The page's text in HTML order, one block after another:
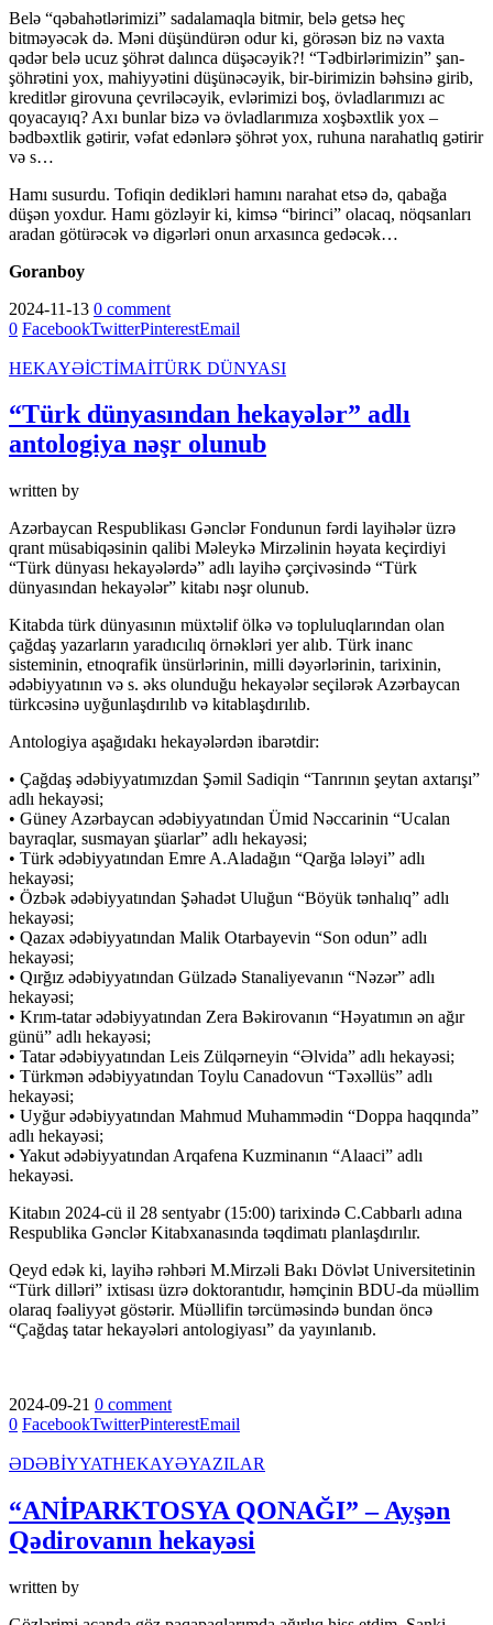
Belə “qəbahətlərimizi” sadalamaqla bitmir, belə getsə heç
bitməyəcək də. Məni düşündürən odur ki, görəsən biz nə vaxta
qədər belə ucuz şöh­rət dalınca düşəcəyik?! “Tədbirlərimizin” şan-
şöh­rətini yox, mahiyyətini düşünəcəyik, bir-birimizin bəhsinə girib,
kreditlər girovuna çevriləcəyik, evlə­rimizi boş, övladlarımızı ac
qoyacayıq? Axı bunlar bizə və övladlarımıza xoşbəxtlik yox –
bədbəxtlik gətirir, vəfat edənlərə şöhrət yox, ruhuna narahatlıq gətirir
və s…
Hamı susurdu. Tofiqin dedikləri hamını na­rahat etsə də, qabağa
düşən yoxdur. Hamı gözləyir ki, kimsə “birinci” olacaq, nöqsanları
aradan gö­tü­rəcək və digərləri onun arxasınca gedəcək…
Goranboy
2024-11-13 0 comment
0 FacebookTwitterPinterestEmail
HEKAYƏİCTİMAİTÜRK DÜNYASI
“Türk dünyasından hekayələr” adlı
antologiya nəşr olunub
written by
Azərbaycan Respublikası Gənclər Fondunun fərdi layihələr üzrə
qrant müsabiqəsinin qalibi Məleykə Mirzəlinin həyata keçirdiyi
“Türk dünyası hekayələrdə” adlı layihə çərçivəsində “Türk
dünyasından hekayələr” kitabı nəşr olunub.
Kitabda türk dünyasının müxtəlif ölkə və topluluqlarından olan
çağdaş yazarların yaradıcılıq örnəkləri yer alıb. Türk inanc
sisteminin, etnoqrafik ünsürlərinin, milli dəyərlərinin, tarixinin,
ədəbiyyatının və s. əks olunduğu hekayələr seçilərək Azərbaycan
türkcəsinə uyğunlaşdırılıb və kitablaşdırılıb.
Antologiya aşağıdakı hekayələrdən ibarətdir:
• Çağdaş ədəbiyyatımızdan Şəmil Sadiqin “Tanrının şeytan axtarışı”
adlı hekayəsi;
• Güney Azərbaycan ədəbiyyatından Ümid Nəccarinin “Ucalan
bayraqlar, susmayan şüarlar” adlı hekayəsi;
• Türk ədəbiyyatından Emre A.Aladağın “Qarğa lələyi” adlı
hekayəsi;
• Özbək ədəbiyyatından Şəhadət Uluğun “Böyük tənhalıq” adlı
hekayəsi;
• Qazax ədəbiyyatından Malik Otarbayevin “Son odun” adlı
hekayəsi;
• Qırğız ədəbiyyatından Gülzadə Stanaliyevanın “Nəzər” adlı
hekayəsi;
• Krım-tatar ədəbiyyatından Zera Bəkirovanın “Həyatımın ən ağır
günü” adlı hekayəsi;
• Tatar ədəbiyyatından Leis Zülqərneyin “Əlvida” adlı hekayəsi;
• Türkmən ədəbiyyatından Toylu Canadovun “Təxəllüs” adlı
hekayəsi;
• Uyğur ədəbiyyatından Mahmud Muhammədin “Doppa haqqında”
adlı hekayəsi;
• Yakut ədəbiyyatından Arqafena Kuzminanın “Alaaci” adlı
hekayəsi.
Kitabın 2024-cü il 28 sentyabr (15:00) tarixində C.Cabbarlı adına
Respublika Gənclər Kitabxanasında təqdimatı planlaşdırılır.
Qeyd edək ki, layihə rəhbəri M.Mirzəli Bakı Dövlət Universitetinin
“Türk dilləri” ixtisası üzrə doktorantıdır, həmçinin BDU-da müəllim
olaraq fəaliyyət göstərir. Müəllifin tərcüməsində bundan öncə
“Çağdaş tatar hekayələri antologiyası” da yayınlanıb.
2024-09-21 0 comment
0 FacebookTwitterPinterestEmail
ƏDƏBİYYATHEKAYƏYAZILAR
“ANİPARKTOSYA QONAĞI” – Ayşən
Qədirovanın hekayəsi
written by